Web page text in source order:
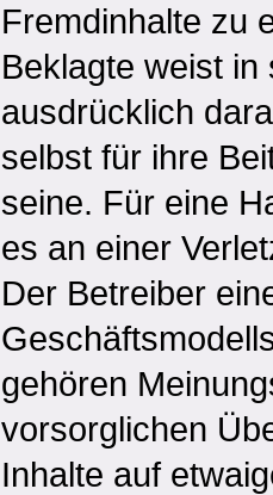
Fremdinhalte zu
Beklagte weist
ausdrücklich
selbst für ihre
seine. Für eine
es an einer
Der Betreiber
gehören
vorsorglichen
Inhalte auf